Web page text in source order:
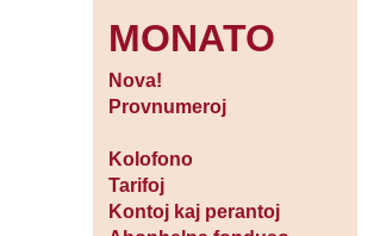
MONATO
Nova!
Provnumeroj
Kolofono
Tarifoj
Kontoj kaj perantoj